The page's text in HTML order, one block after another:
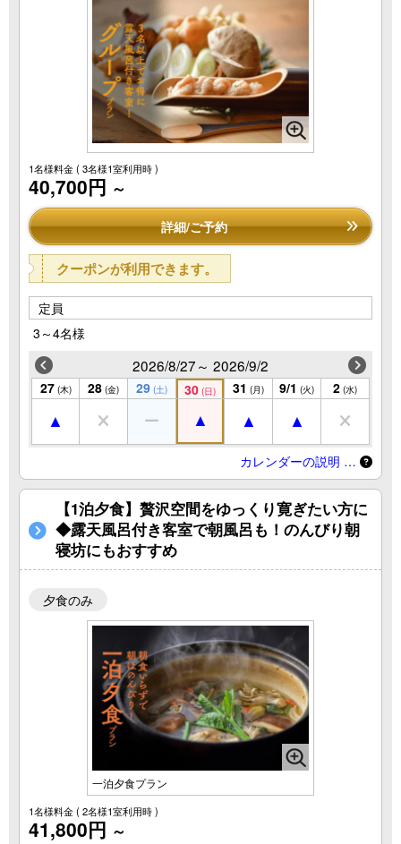
1名様料金( 3名様1室利用時 )
40,700円 ～
詳細/ご予約
クーポンが利用できます。
定員
3～4名様
2026/8/27～ 2026/9/2
27 (木) 28 (金) 29 (土) 30 (日) 31 (月) 9/1 (火) 2 (水)
カレンダーの説明 …
【1泊夕食】贅沢空間をゆっくり寛ぎたい方に
◆露天風呂付き客室で朝風呂も！のんびり朝
寝坊にもおすすめ
夕食のみ
一泊夕食プラン
1名様料金( 2名様1室利用時 )
41,800円 ～